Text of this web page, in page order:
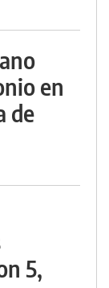
en
de
5,